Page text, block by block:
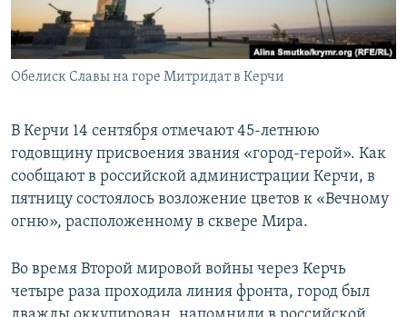
ПОБЕДИТЕЛЕЙ НЕ СУДЯТ?
КРЫМ.НЕПОКОРЕННЫЙ
ELIFBE
ПРИСОЕДИНЯЙТЕСЬ!
Все сайты RFE/RL
Обелиск Славы на горе Митридат в Керчи
В Керчи 14 сентября отмечают 45-летнюю
годовщину присвоения звания «город-герой». Как
сообщают в российской администрации Керчи, в
пятницу состоялось возложение цветов к «Вечному
огню», расположенному в сквере Мира.
Во время Второй мировой войны через Керчь
четыре раза проходила линия фронта, город был